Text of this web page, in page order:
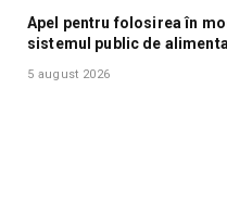
Apel pentru folosirea în
sistemul public de
5 august 2026